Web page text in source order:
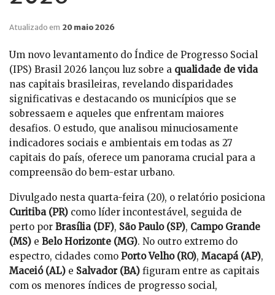
Atualizado em 20 maio 2026
Um novo levantamento do Índice de Progresso Social
(IPS) Brasil 2026 lançou luz sobre a qualidade de vida
nas capitais brasileiras, revelando disparidades
significativas e destacando os municípios que se
sobressaem e aqueles que enfrentam maiores
desafios. O estudo, que analisou minuciosamente
indicadores sociais e ambientais em todas as 27
capitais do país, oferece um panorama crucial para a
compreensão do bem-estar urbano.
Divulgado nesta quarta-feira (20), o relatório posiciona
Curitiba (PR) como líder incontestável, seguida de
perto por Brasília (DF), São Paulo (SP), Campo Grande
(MS) e Belo Horizonte (MG). No outro extremo do
espectro, cidades como Porto Velho (RO), Macapá (AP),
Maceió (AL) e Salvador (BA) figuram entre as capitais
com os menores índices de progresso social,